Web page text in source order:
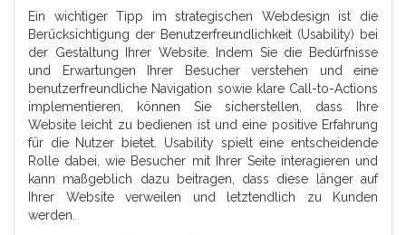
Ein wichtiger Tipp im strategischen Webdesign ist die
Berücksichtigung der Benutzerfreundlichkeit (Usability) bei
der Gestaltung Ihrer Website. Indem Sie die Bedürfnisse
und Erwartungen Ihrer Besucher verstehen und eine
benutzerfreundliche Navigation sowie klare Call-to-Actions
implementieren, können Sie sicherstellen, dass Ihre
Website leicht zu bedienen ist und eine positive Erfahrung
für die Nutzer bietet. Usability spielt eine entscheidende
Rolle dabei, wie Besucher mit Ihrer Seite interagieren und
kann maßgeblich dazu beitragen, dass diese länger auf
Ihrer Website verweilen und letztendlich zu Kunden
werden.